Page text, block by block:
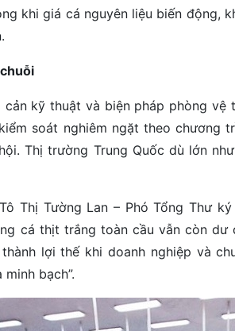
khi giá cá nguyên liệu biến động,
kỹ thuật và biện pháp phòng
soát nghiêm ngặt theo chương
Thị trường Trung Quốc dù lớn
Thị Tường Lan – Phó Tổng Thư
cá thịt trắng toàn cầu vẫn còn
lợi thế khi doanh nghiệp và
bạch”.